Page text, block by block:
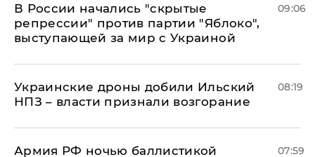
В России начались "скрытые
репрессии" против партии "Яблоко",
выступающей за мир с Украиной
09:06
Украинские дроны добили Ильский
НПЗ – власти признали возгорание
08:19
Армия РФ ночью баллистикой
07:59